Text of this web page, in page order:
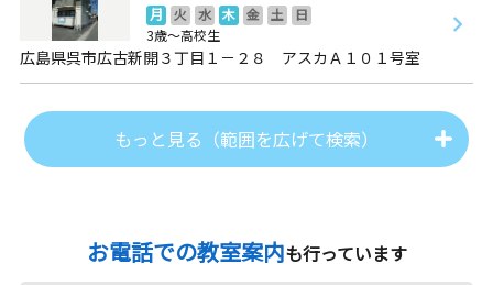
月 火 水 木 金 土
日
3歳～高校生
広島県呉市広古新開３丁目１－２８ アスカＡ１０１号室
もっと見る（範囲を広げて検索）
お電話での教室案内も行っています